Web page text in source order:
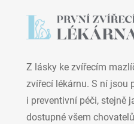
Z lásky ke zvířecím
zvířecí lékárnu. S ní jsou
i preventivní péči, stejně
dostupné všem